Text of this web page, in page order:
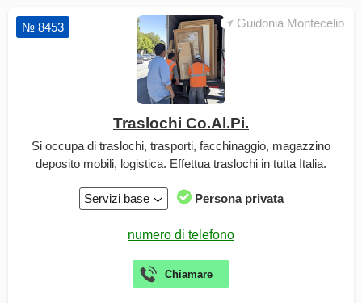
Guidonia Montecelio
№ 8453
Traslochi Co.Al.Pi.
Si occupa di traslochi, trasporti, facchinaggio, magazzino
deposito mobili, logistica. Effettua traslochi in tutta Italia.
Servizi base Persona privata